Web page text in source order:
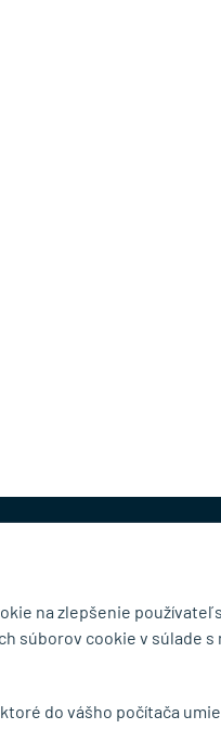
O Spoločnosti
na zlepšenie
súborov cookie v súlade s
do vášho počítača